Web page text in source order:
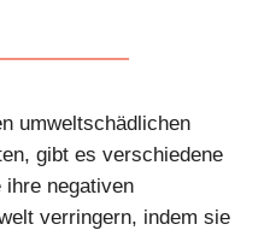
umweltschädlichen
gibt es verschiedene
negativen
verringern, indem sie